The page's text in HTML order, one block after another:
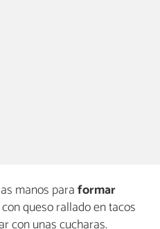
manos paraformar
con queso rallado en tacos
con unas cucharas.